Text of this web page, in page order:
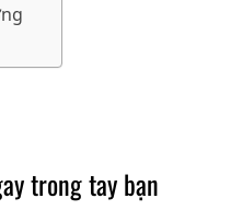
trong tay bạn